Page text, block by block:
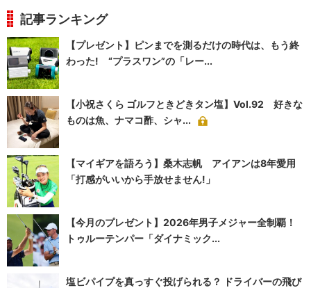
記事ランキング
【プレゼント】ピンまでを測るだけの時代は、もう終
わった! “プラスワン”の「レー...
【小祝さくら ゴルフときどきタン塩】Vol.92 好きな
ものは魚、ナマコ酢、シャ...
【マイギアを語ろう】桑木志帆 アイアンは8年愛用
「打感がいいから手放せません!」
【今月のプレゼント】2026年男子メジャー全制覇！
トゥルーテンパー「ダイナミック...
塩ビパイプを真っすぐ投げられる？ ドライバーの飛び